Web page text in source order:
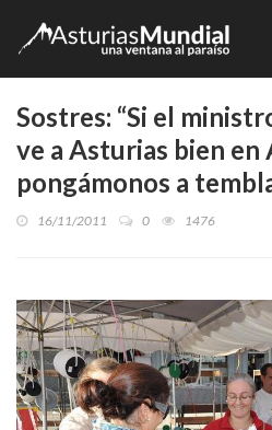
Sostres: “Si el
ve a Asturias bien
pongámonos a
16/11/2011 0 1476